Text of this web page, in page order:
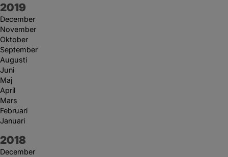
År:
2019
December
November
Oktober
September
Augusti
Juni
Maj
April
Mars
Februari
Januari
År:
2018
December